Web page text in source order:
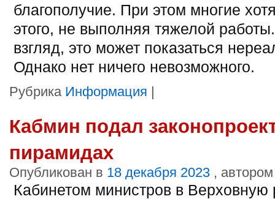
благополучие. При этом многие
этого, не выполняя тяжелой
взгляд, это может показаться
Однако нет ничего невозможного.
Рубрика Информация |
Кабмин подал
пирамидах
Опубликован в 18 декабря 2023 , автором
Кабинетом министров в